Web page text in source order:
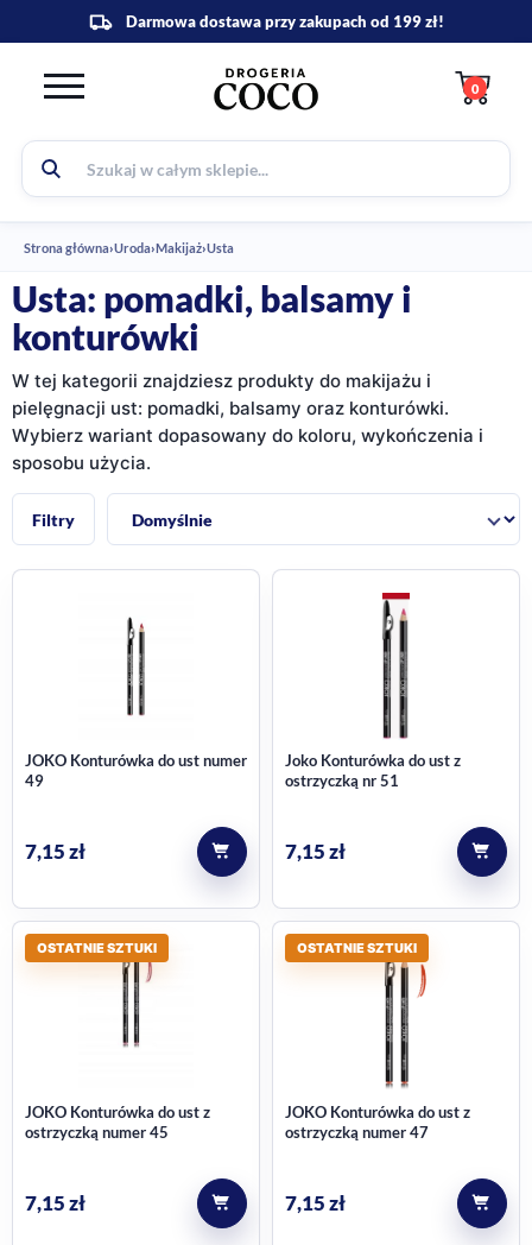
0
Strona główna›Uroda›Makijaż›Usta
Usta: pomadki, balsamy i
konturówki
W tej kategorii znajdziesz produkty do makijażu i
pielęgnacji ust: pomadki, balsamy oraz konturówki.
Wybierz wariant dopasowany do koloru, wykończenia i
sposobu użycia.
Filtry
Sortuj:
JOKO Konturówka do ust numer
49
7,15zł
Joko Konturówka do ust z
ostrzyczką nr 51
7,15zł
OSTATNIE SZTUKI
JOKO Konturówka do ust z
ostrzyczką numer 45
7,15zł
OSTATNIE SZTUKI
JOKO Konturówka do ust z
ostrzyczką numer 47
7,15zł